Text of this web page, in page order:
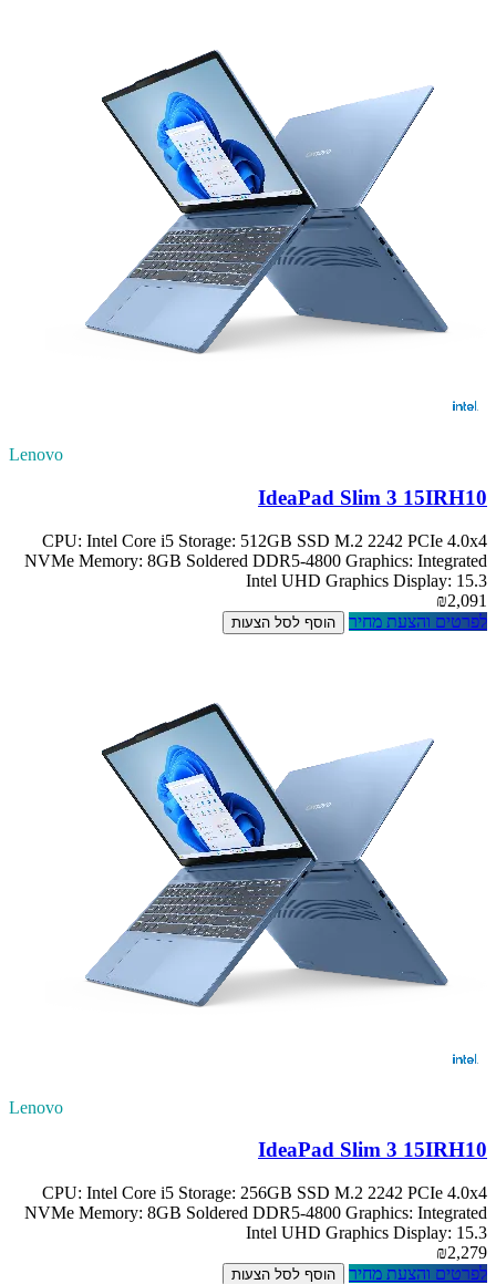
Lenovo
IdeaPad Slim 3 15IRH10
CPU: Intel Core i5 Storage: 512GB SSD M.2 2242 PCIe 4.0x4
NVMe Memory: 8GB Soldered DDR5-4800 Graphics: Integrated
Intel UHD Graphics Display: 15.3
₪2,091
לפרטים והצעת מחיר
הוסף לסל הצעות
Lenovo
IdeaPad Slim 3 15IRH10
CPU: Intel Core i5 Storage: 256GB SSD M.2 2242 PCIe 4.0x4
NVMe Memory: 8GB Soldered DDR5-4800 Graphics: Integrated
Intel UHD Graphics Display: 15.3
₪2,279
לפרטים והצעת מחיר
הוסף לסל הצעות